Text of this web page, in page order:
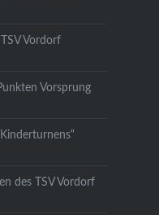
Vordorf
Vorsprung
des TSV Vordorf